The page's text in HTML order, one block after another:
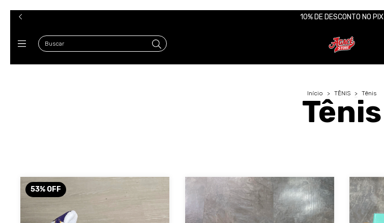
10% DE DESCONTO NO PIX
Início > TÊNIS > Tênis
Tênis
53% OFF